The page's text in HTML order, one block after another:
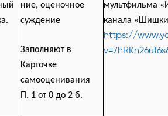
ние, оценочное
суждение
Заполняют в
Карточке
самооценивания
П. 1 от 0 до 2 б.
мультфильма
канала
https://